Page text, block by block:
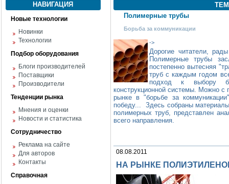
НАВИГАЦИЯ
Новые технологии
Новинки
Технологии
Подбор оборудования
Блоги производителей
Поставщики
Производители
Тенденции рынка
Мнения и оценки
Новости и статистика
Сотрудничество
Реклама на сайте
Для авторов
Контакты
Справочная
Полимерные трубы
Борьба за коммуникации
->
Дорогие читатели,
Полимерные трубы
постепенно вытесняя
труб с каждым годом
подход к выбору
конструкционной системы. Можно с
рынке в "борьбе за
победу... Здесь собраны
полимерных труб, представлен
всего направления.
08.08.2011
НА РЫНКЕ